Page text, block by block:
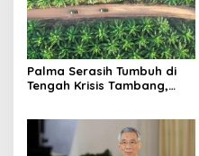
Palma Serasih Tumbuh di
Tengah Krisis Tambang,